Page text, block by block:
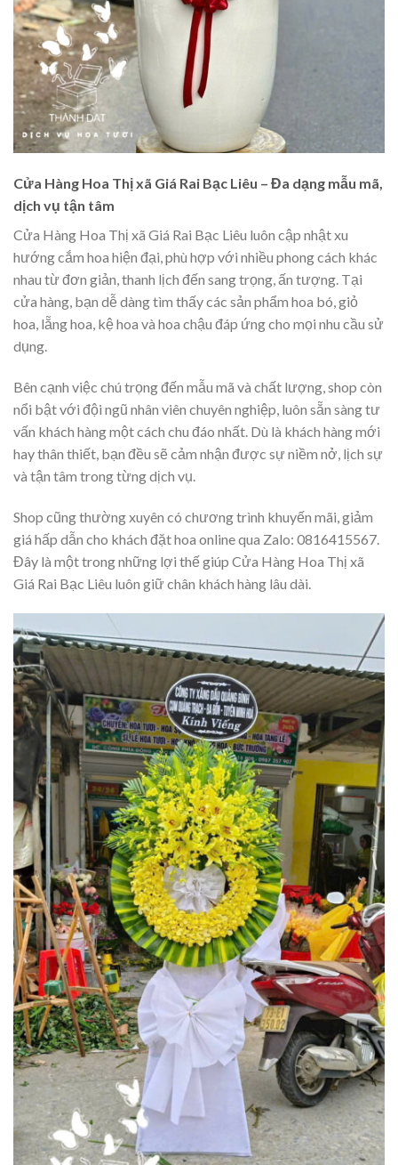
Cửa Hàng Hoa Thị xã Giá Rai Bạc Liêu – Đa dạng mẫu mã,
dịch vụ tận tâm
Cửa Hàng Hoa Thị xã Giá Rai Bạc Liêu luôn cập nhật xu
hướng cắm hoa hiện đại, phù hợp với nhiều phong cách khác
nhau từ đơn giản, thanh lịch đến sang trọng, ấn tượng. Tại
cửa hàng, bạn dễ dàng tìm thấy các sản phẩm hoa bó, giỏ
hoa, lẵng hoa, kệ hoa và hoa chậu đáp ứng cho mọi nhu cầu sử
dụng.
Bên cạnh việc chú trọng đến mẫu mã và chất lượng, shop còn
nổi bật với đội ngũ nhân viên chuyên nghiệp, luôn sẵn sàng tư
vấn khách hàng một cách chu đáo nhất. Dù là khách hàng mới
hay thân thiết, bạn đều sẽ cảm nhận được sự niềm nở, lịch sự
và tận tâm trong từng dịch vụ.
Shop cũng thường xuyên có chương trình khuyến mãi, giảm
giá hấp dẫn cho khách đặt hoa online qua Zalo: 0816415567.
Đây là một trong những lợi thế giúp Cửa Hàng Hoa Thị xã
Giá Rai Bạc Liêu luôn giữ chân khách hàng lâu dài.